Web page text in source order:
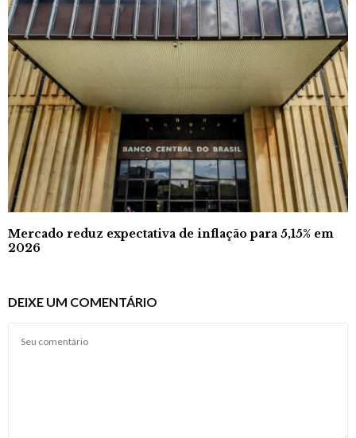
Mercado reduz expectativa de inflação para 5,15% em
2026
DEIXE UM COMENTÁRIO